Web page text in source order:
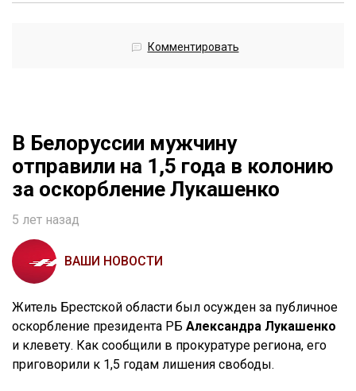
Комментировать
В Белоруссии мужчину
отправили на 1,5 года в колонию
за оскорбление Лукашенко
5 лет назад
ВАШИ НОВОСТИ
Житель Брестской области был осужден за публичное
оскорбление президента РБ Александра Лукашенко
и клевету. Как сообщили в прокуратуре региона, его
приговорили к 1,5 годам лишения свободы.